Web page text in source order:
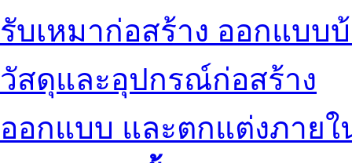
รับเหมาก่อสร้าง ออกแบบ
วัสดุและอุปกรณ์ก่อสร้าง
ออกแบบ และตกแต่งภายใ